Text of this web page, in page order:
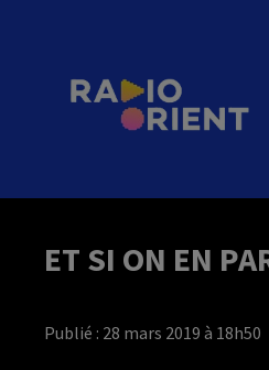
ET SI ON EN
Publié : 28 mars 2019 à 18h50